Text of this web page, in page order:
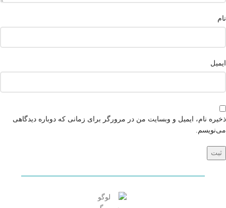
نام
ایمیل
ذخیره نام، ایمیل و وبسایت من در مرورگر برای زمانی که دوباره دیدگاهی
می‌نویسم.